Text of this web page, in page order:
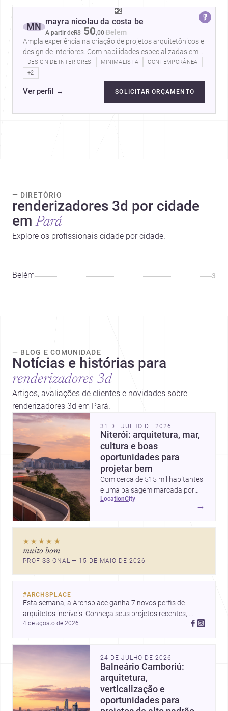
+2
MN mayra nicolau da costa be
A partir deR$ 50,00·Belem
Ampla experiência na criação de projetos arquitetônicos e
design de interiores. Com habilidades especializadas em
produção de renders 3D,…
DESIGN DE INTERIORES MINIMALISTA
CONTEMPORÂNEA
+2
Ver perfil → SOLICITAR ORÇAMENTO
— DIRETÓRIO
renderizadores 3d por cidade
em Pará
Explore os profissionais cidade por cidade.
Belém 3
— BLOG E COMUNIDADE
Notícias e histórias para
renderizadores 3d
Artigos, avaliações de clientes e novidades sobre
renderizadores 3d em Pará.
31 DE JULHO DE 2026
Niterói: arquitetura, mar,
cultura e boas
oportunidades para
projetar bem
Com cerca de 515 mil habitantes
e uma paisagem marcada por
ícones como o Museu de Arte
quer construir, reformar ou
decorar.
location city
→
★★★★★
muito bom
PROFISSIONAL — 15 DE MAIO DE 2026
#ARCHSPLACE
Esta semana, a Archsplace ganha 7 novos perfis de
arquitetos incríveis. Conheça seus projetos recentes,
inspire-se com seus trabalhos e descubra talentos que
4 de agosto de 2026
24 DE JULHO DE 2026
Balneário Camboriú:
arquitetura,
verticalização e
oportunidades para